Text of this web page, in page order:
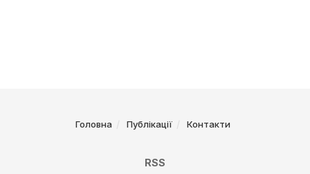
Головна Публікації Контакти
RSS